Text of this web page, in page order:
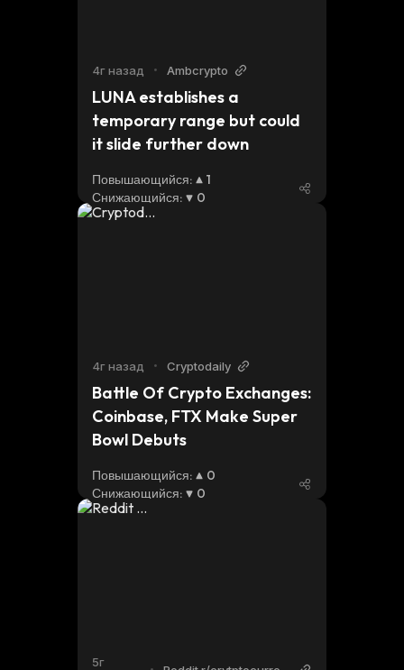
4г назад • Ambcrypto
LUNA establishes a
temporary range but could
it slide further down
Повышающийся:
1
Снижающийся: 0
4г назад • Cryptodaily
Battle Of Crypto Exchanges:
Coinbase, FTX Make Super
Bowl Debuts
Повышающийся:
0
Снижающийся: 0
5г